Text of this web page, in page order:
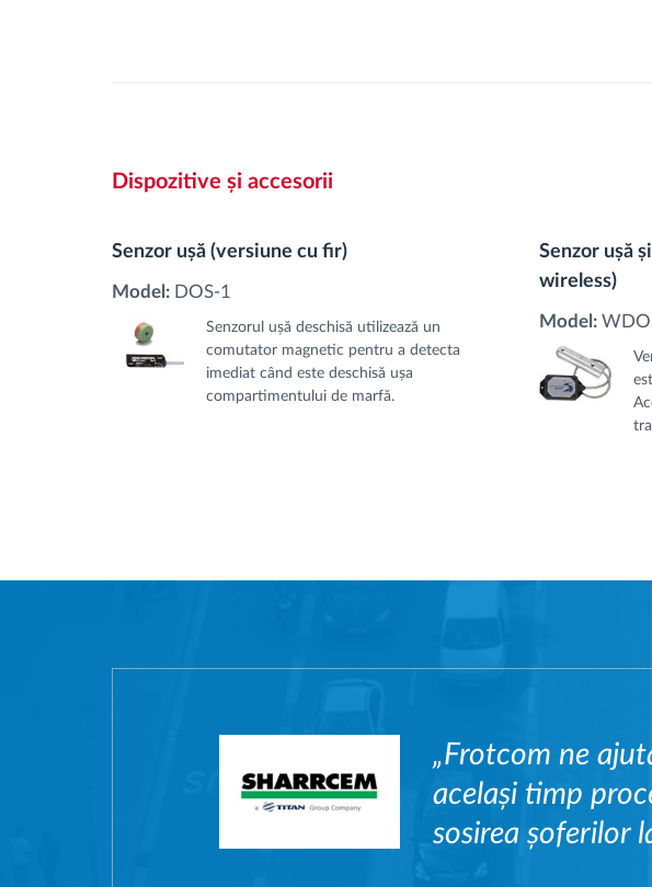
Dispozitive și accesorii
Senzor ușă (versiune cu fir)
Model: DOS-1
Senzorul ușă deschisă utilizează un
comutator magnetic pentru a detecta
imediat când este deschisă ușa
compartimentului de marfă.
Senzor ușă
wireless)
Model:
„Frotcom ne
același timp
sosirea șoferilor